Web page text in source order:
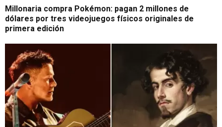
Millonaria compra Pokémon: pagan 2 millones de
dólares por tres videojuegos físicos originales de
primera edición